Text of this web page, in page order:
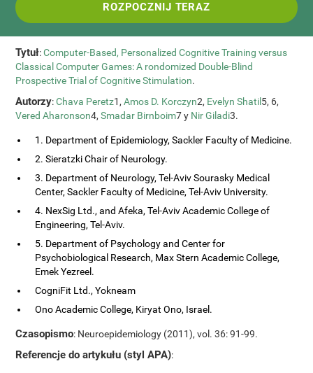
ROZPOCZNIJ TERAZ
Tytuł:Computer-Based, Personalized Cognitive Training versus
Classical Computer Games: A rondomized Double-Blind
Prospective Trial of Cognitive Stimulation.
Autorzy:Chava Peretz1,Amos D. Korczyn2, Evelyn Shatil 5, 6,
Vered Aharonson4,Smadar Birnboim7 y Nir Giladi3.
1. Department of Epidemiology, Sackler Faculty of Medicine.
2. Sieratzki Chair of Neurology.
3. Department of Neurology, Tel-Aviv Sourasky Medical
Center, Sackler Faculty of Medicine, Tel-Aviv University.
4. NexSig Ltd., and Afeka, Tel-Aviv Academic College of
Engineering, Tel-Aviv.
5. Department of Psychology and Center for
Psychobiological Research, Max Stern Academic College,
Emek Yezreel.
CogniFit Ltd., Yokneam
Ono Academic College, Kiryat Ono, Israel.
Czasopismo: Neuroepidemiology (2011), vol. 36: 91-99.
Referencje do artykułu (styl APA):